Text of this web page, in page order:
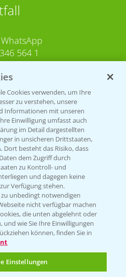
564 1
20220
Sie uns
Cookies verwenden, um Ihre
zu verstehen, unsere
Informationen mit unseren
Einwilligung umfasst auch
im Detail dargestellten
in unsicheren Drittstaaten,
Dort besteht das Risiko, dass
dem Zugriff durch
zu Kontroll- und
und dagegen keine
Verfügung stehen.
unbedingt notwendigen
nicht verfügbar machen
die unten abgelehnt oder
wie Sie Ihre Einwilligungen
können, finden Sie in
Einstellungen